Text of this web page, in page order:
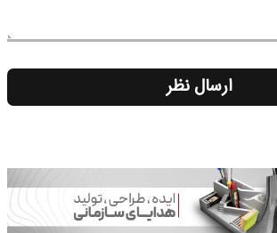
ارسال نظر